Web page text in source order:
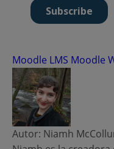
Moodle LMS Moodle
Autor: Niamh